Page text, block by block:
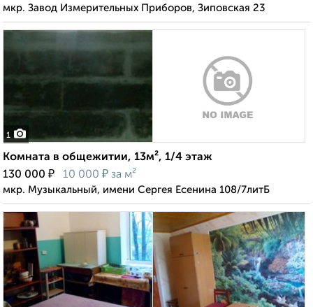
мкр. Завод Измерительных Приборов, Зиповская 23
1
Комната в общежитии, 13м², 1/4 этаж
130 000 ₽ 10 000 ₽ за м²
мкр. Музыкальный, имени Сергея Есенина 108/7литБ